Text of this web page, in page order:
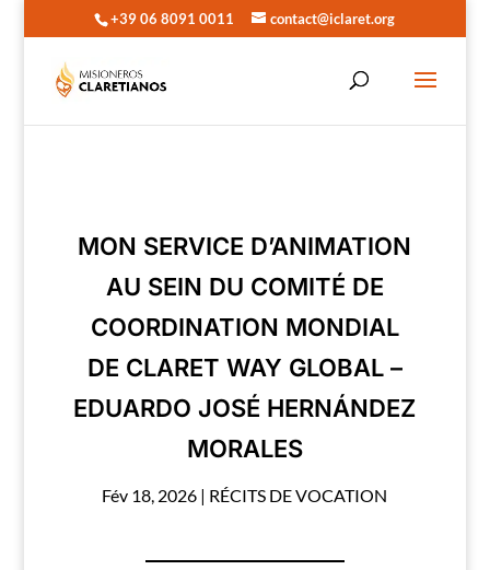
+39 06 8091 0011 contact@iclaret.org
MON SERVICE D’ANIMATION
AU SEIN DU COMITÉ DE
COORDINATION MONDIAL
DE CLARET WAY GLOBAL –
EDUARDO JOSÉ HERNÁNDEZ
MORALES
Fév 18, 2026 | RÉCITS DE VOCATION